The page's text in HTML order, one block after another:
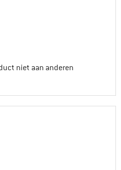
niet aan anderen